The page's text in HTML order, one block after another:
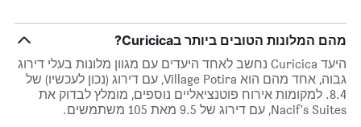
המציגים
את
ימי
השבוע.
התרשים
כולל
1
מהם המלונות הטובים ביותר בCuricica?
היעד Curicica נחשב לאחד היעדים עם מגוון מלונות בעלי דירוג
גבוה, אחד מהם הוא Village Potira, עם דירוג (נכון לעכשיו) של
8.4. למקומות אירוח פוטנציאליים נוספים, מומלץ לבדוק את
Nacif's Suites, עם דירוג של 9.5 מאת 105 משתמשים.